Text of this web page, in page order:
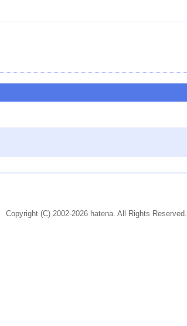
Copyright (C) 2002-2026 hatena. All Rights Reserved.